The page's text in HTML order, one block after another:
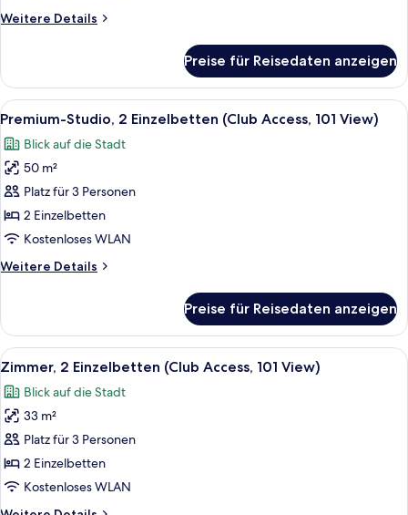
Weitere Details
Weitere
2 Einzelbetten
(101
View)
Preise für Reisedaten anzeigen
Alle
Fotos
für
Premium-
Studio,
2 Einzelbetten
(Club
101
Ein Hotelzimmer mit Bett, einer
6
Premium-Studio, 2 Einzelbetten (Club Access, 101 View)
Blick auf die Stadt
50 m²
Platz für 3 Personen
2 Einzelbetten
Kostenloses WLAN
Weitere Details
Weitere
Studio,
2 Einzelbetten
(Club
101
View)
Preise für Reisedaten anzeigen
Alle
Fotos
für
Zimmer,
2 Einzelbetten
(Club
Access,
Ein Hotelzimmer mit einem großen
7
Zimmer, 2 Einzelbetten (Club Access, 101 View)
Blick auf die Stadt
33 m²
Platz für 3 Personen
2 Einzelbetten
Kostenloses WLAN